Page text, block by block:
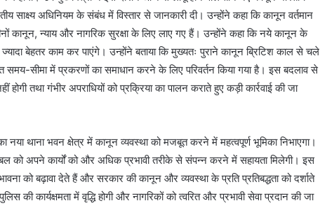
साक्ष्य अधिनियम के संबंध में विस्तार से जानकारी दी। उन्होंने कहा कि कानून वर्तमान
कानून, न्याय और नागरिक सुरक्षा के लिए लाए गए हैं। उन्होंने कहा कि नये कानून के
बेहतर काम कर पाएंगे। उन्होंने बताया कि मुख्यतः पुराने कानून ब्रिटिश काल से चले
समय-सीमा में प्रकरणों का समाधान करने के लिए परिवर्तन किया गया है। इस बदलाव से
तथा गंभीर अपराधियों को प्रक्रिया का पालन कराते हुए कड़ी कार्रवाई की जा
नया थाना भवन क्षेत्र में कानून व्यवस्था को मजबूत करने में महत्वपूर्ण भूमिका निभाएगा।
अपने कार्यों को और अधिक प्रभावी तरीके से संपन्न करने में सहायता मिलेगी। इस
को बढ़ावा देते हैं और सरकार की कानून और व्यवस्था के प्रति प्रतिबद्धता को दर्शाते
की कार्यक्षमता में वृद्धि होगी और नागरिकों को त्वरित और प्रभावी सेवा प्रदान की जा